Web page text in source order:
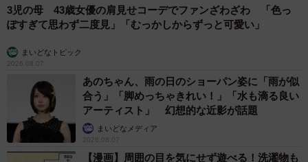
3児の母 43歳女優の肩見せコーデでファンざわざわ 「色っ
ぽすぎて思わず二度見」「むっかしからずっと可愛い」
まいどなトピック
2026.08.07
あのちゃん、雨の日のショーパン姿に「雨が似
合う」「脚めっちゃきれい！」「水も滴る良い
アーティスト」 幻想的な近影が話題
まいどなメディア
2026.08.07
【漫画】周囲の目を気にせず遊べる！洗濯物も